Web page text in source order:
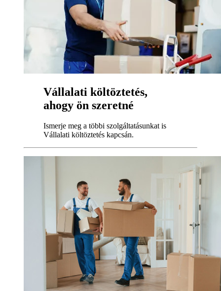
Vállalati költöztetés,
ahogy ön szeretné
Ismerje meg a többi szolgáltatásunkat is
Vállalati költöztetés kapcsán.